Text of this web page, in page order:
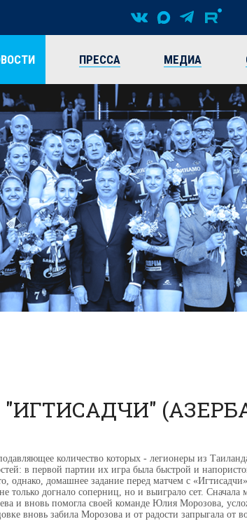
ПРЕССА МЕДИА
количество которых - легионеры из
в первой партии их игра была быстрой и
однако, домашнее задание перед матчем с
только догнало соперниц, но и выиграло сет.
и вновь помогла своей команде Юлия Морозова,
вновь забила Морозова и от радости запрыгала от